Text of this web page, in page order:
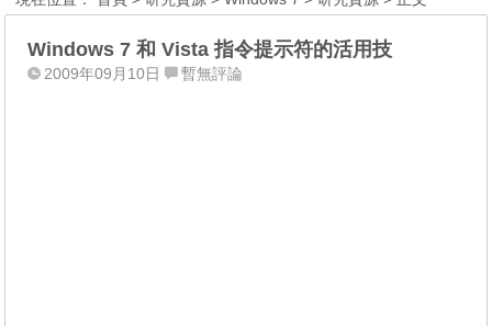
Windows 7 和 Vista 指令提示符的活用技
2009年09月10日 暫無評論